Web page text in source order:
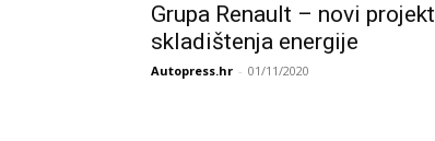
Grupa Renault – novi projekt
skladištenja energije
Autopress.hr - 01/11/2020